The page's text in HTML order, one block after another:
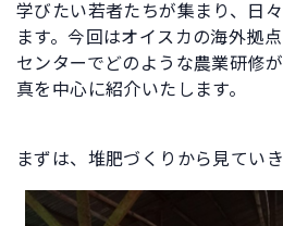
学びたい若者たちが集まり、日
ます。今回はオイスカの海外拠
センターでどのような農業研修
真を中心に紹介いたします。
まずは、堆肥づくりから見てい